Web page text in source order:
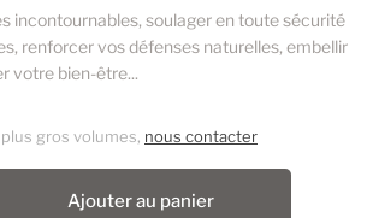
incontournables, soulager en toute sécurité
renforcer vos défenses naturelles, embellir
votre bien-être...
gros volumes, nous contacter
Ajouter au panier